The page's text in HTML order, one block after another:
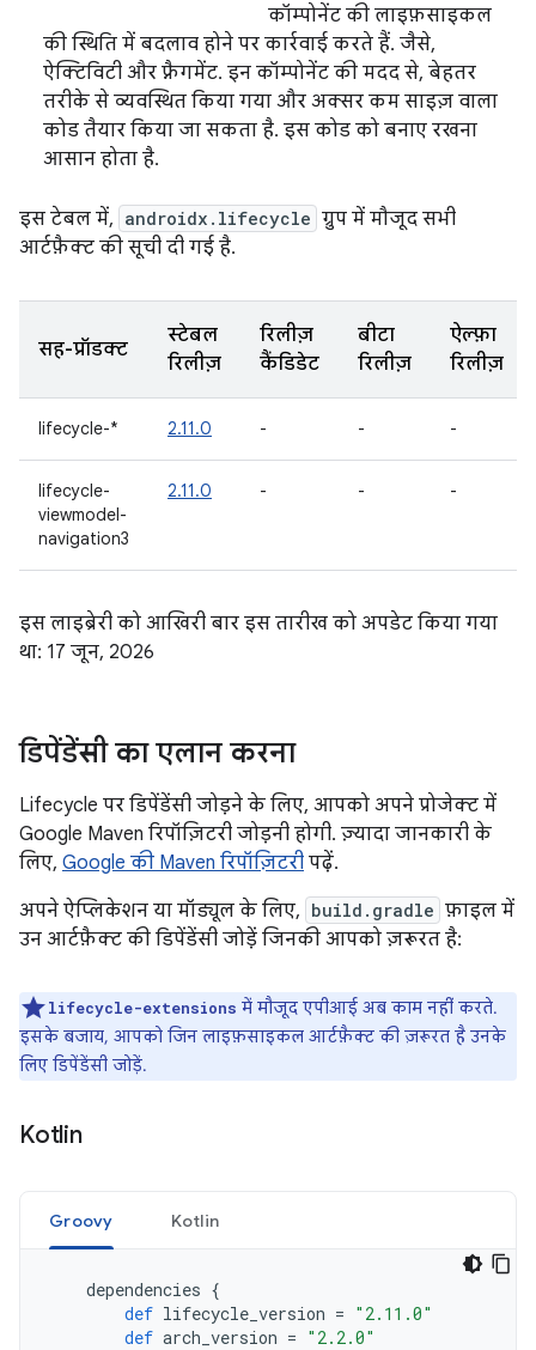
कॉम्पोनेंट की लाइफ़साइकल
की स्थिति में बदलाव होने पर कार्रवाई करते हैं. जैसे,
ऐक्टिविटी और फ़्रैगमेंट. इन कॉम्पोनेंट की मदद से, बेहतर
तरीके से व्यवस्थित किया गया और अक्सर कम साइज़ वाला
कोड तैयार किया जा सकता है. इस कोड को बनाए रखना
आसान होता है.
इस टेबल में, androidx.lifecycle ग्रुप में मौजूद सभी
आर्टफ़ैक्ट की सूची दी गई है.
सह-प्रॉडक्ट
स्टेबल
रिलीज़
रिलीज़
कैंडिडेट
बीटा
रिलीज़
ऐल्फ़ा
रिलीज़
lifecycle-* 2.11.0 - - -
lifecycle-
viewmodel-
navigation3
2.11.0 - - -
इस लाइब्रेरी को आखिरी बार इस तारीख को अपडेट किया गया
था: 17 जून, 2026
डिपेंडेंसी का एलान करना
Lifecycle पर डिपेंडेंसी जोड़ने के लिए, आपको अपने प्रोजेक्ट में
Google Maven रिपॉज़िटरी जोड़नी होगी. ज़्यादा जानकारी के
लिए, Google की Maven रिपॉज़िटरी पढ़ें.
अपने ऐप्लिकेशन या मॉड्यूल के लिए, build.gradle फ़ाइल में
उन आर्टफ़ैक्ट की डिपेंडेंसी जोड़ें जिनकी आपको ज़रूरत है:
lifecycle-extensions में मौजूद एपीआई अब काम नहीं करते.
इसके बजाय, आपको जिन लाइफ़साइकल आर्टफ़ैक्ट की ज़रूरत है उनके
लिए डिपेंडेंसी जोड़ें.
Kotlin
Groovy Kotlin
dependencies {
def lifecycle_version = "2.11.0"
def arch_version = "2.2.0"